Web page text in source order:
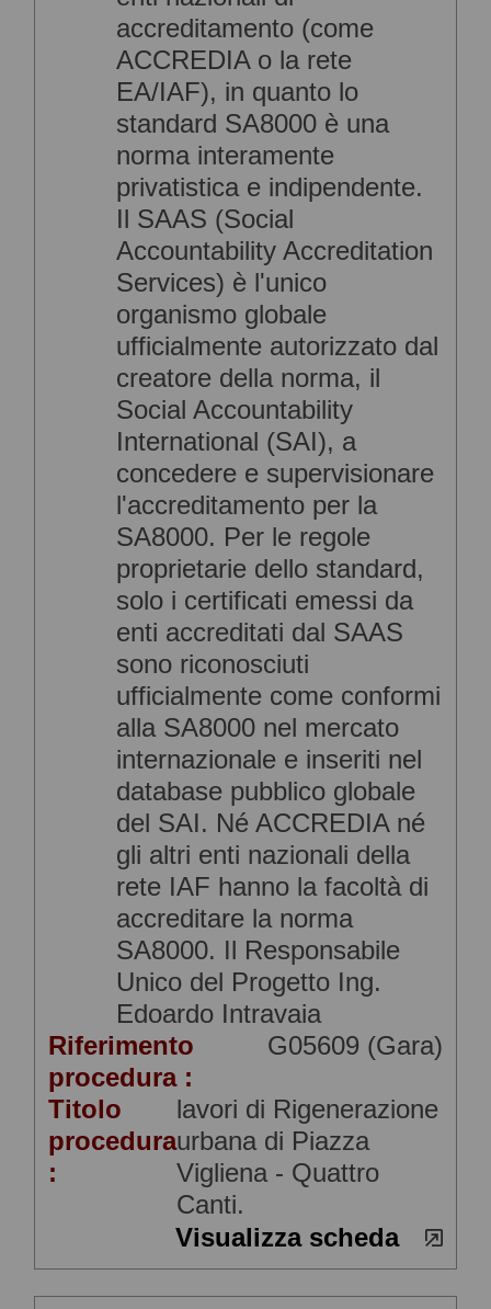
accreditamento (come
ACCREDIA o la rete
EA/IAF), in quanto lo
standard SA8000 è una
norma interamente
privatistica e indipendente.
Il SAAS (Social
Accountability Accreditation
Services) è l'unico
organismo globale
ufficialmente autorizzato dal
creatore della norma, il
Social Accountability
International (SAI), a
concedere e supervisionare
l'accreditamento per la
SA8000. Per le regole
proprietarie dello standard,
solo i certificati emessi da
enti accreditati dal SAAS
sono riconosciuti
ufficialmente come conformi
alla SA8000 nel mercato
internazionale e inseriti nel
database pubblico globale
del SAI. Né ACCREDIA né
gli altri enti nazionali della
rete IAF hanno la facoltà di
accreditare la norma
SA8000. Il Responsabile
Unico del Progetto Ing.
Edoardo Intravaia
Riferimento
procedura :
G05609 (Gara)
Titolo
procedura
:
lavori di Rigenerazione
urbana di Piazza
Vigliena - Quattro
Canti.
Visualizza scheda